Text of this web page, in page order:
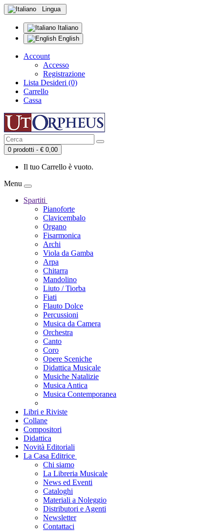
Lingua
Italiano
English
Account
Accesso
Registrazione
Lista Desideri (0)
Carrello
Cassa
0 prodotti - € 0,00
Il tuo Carrello è vuoto.
Menu
Spartiti
Pianoforte
Clavicembalo
Organo
Fisarmonica
Archi
Viola da Gamba
Arpa
Chitarra
Mandolino
Liuto / Tiorba
Fiati
Flauto Dolce
Percussioni
Musica da Camera
Orchestra
Canto
Coro
Opere Sceniche
Didattica Musicale
Musiche Natalizie
Musica Antica
Musica Contemporanea
Libri e Riviste
Collane
Compositori
Didattica
Novità Editoriali
La Casa Editrice
Chi siamo
La Libreria Musicale
News ed Eventi
Cataloghi
Materiali a Noleggio
Distributori e Agenti
Newsletter
Contattaci